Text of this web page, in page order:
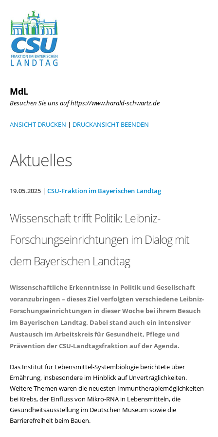
MdL
Besuchen Sie uns auf https://www.harald-schwartz.de
ANSICHT DRUCKEN | DRUCKANSICHT BEENDEN
Aktuelles
19.05.2025 | CSU-Fraktion im Bayerischen Landtag
Wissenschaft trifft Politik: Leibniz-
Forschungseinrichtungen im Dialog mit
dem Bayerischen Landtag
Wissenschaftliche Erkenntnisse in Politik und Gesellschaft
voranzubringen – dieses Ziel verfolgten verschiedene Leibniz-
Forschungseinrichtungen in dieser Woche bei ihrem Besuch
im Bayerischen Landtag. Dabei stand auch ein intensiver
Austausch im Arbeitskreis für Gesundheit, Pflege und
Prävention der CSU-Landtagsfraktion auf der Agenda.
Das Institut für Lebensmittel-Systembiologie berichtete über
Ernährung, insbesondere im Hinblick auf Unverträglichkeiten.
Weitere Themen waren die neuesten Immuntherapiemöglichkeiten
bei Krebs, der Einfluss von Mikro-RNA in Lebensmitteln, die
Gesundheitsausstellung im Deutschen Museum sowie die
Barrierefreiheit beim Bauen.